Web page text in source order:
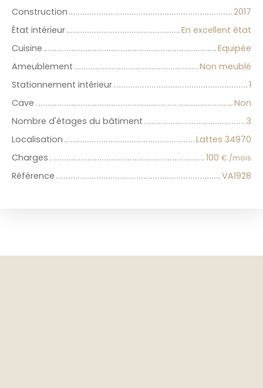
Construction
2017
État intérieur
En excellent état
Cuisine
Equipée
Ameublement
Non meublé
Stationnement intérieur
1
Cave
Non
Nombre d'étages du bâtiment
3
Localisation
Lattes 34970
Charges
100 € /mois
Référence VA1928